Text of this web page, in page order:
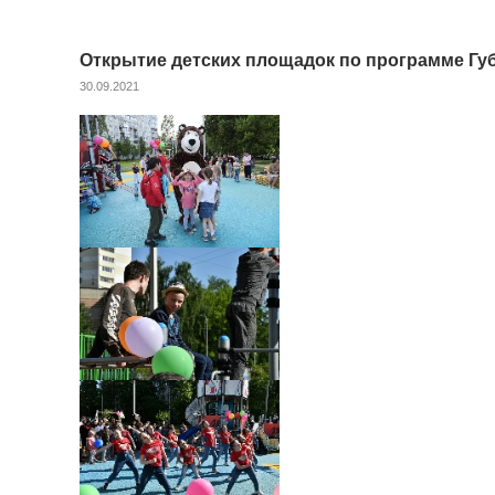
Открытие детских площадок по программе
30.09.2021